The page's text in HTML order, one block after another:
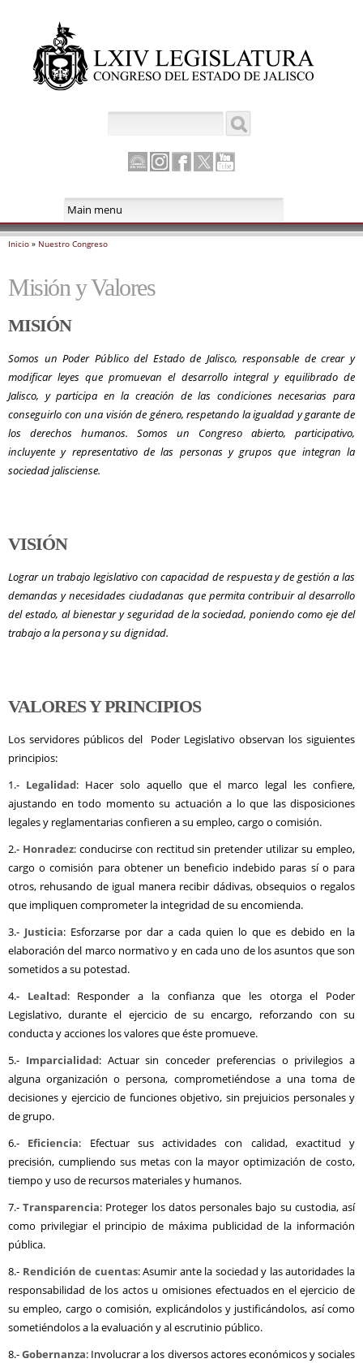
principal
Canal
Instagram
Facebook
Twitter
Se encuentra usted aquí
Inicio » Nuestro Congreso
Misión y Valores
MISIÓN
Somos un Poder Público del Estado de Jalisco, responsable de crear y
modificar leyes que promuevan el desarrollo integral y equilibrado de
Jalisco, y participa en la creación de las condiciones necesarias para
conseguirlo con una visión de género, respetando la igualdad y garante de
los derechos humanos. Somos un Congreso abierto, participativo,
incluyente y representativo de las personas y grupos que integran la
sociedad jalisciense.
VISIÓN
Lograr un trabajo legislativo con capacidad de respuesta y de gestión a las
demandas y necesidades ciudadanas que permita contribuir al desarrollo
del estado, al bienestar y seguridad de la sociedad, poniendo como eje del
trabajo a la persona y su dignidad.
VALORES Y PRINCIPIOS
Los servidores públicos del Poder Legislativo observan los siguientes
principios:
1.- Legalidad: Hacer solo aquello que el marco legal les confiere,
ajustando en todo momento su actuación a lo que las disposiciones
legales y reglamentarias confieren a su empleo, cargo o comisión.
2.- Honradez: conducirse con rectitud sin pretender utilizar su empleo,
cargo o comisión para obtener un beneficio indebido paras sí o para
otros, rehusando de igual manera recibir dádivas, obsequios o regalos
que impliquen comprometer la integridad de su encomienda.
3.- Justicia: Esforzarse por dar a cada quien lo que es debido en la
elaboración del marco normativo y en cada uno de los asuntos que son
sometidos a su potestad.
4.- Lealtad: Responder a la confianza que les otorga el Poder
Legislativo, durante el ejercicio de su encargo, reforzando con su
conducta y acciones los valores que éste promueve.
5.- Imparcialidad: Actuar sin conceder preferencias o privilegios a
alguna organización o persona, comprometiéndose a una toma de
decisiones y ejercicio de funciones objetivo, sin prejuicios personales y
de grupo.
6.- Eficiencia: Efectuar sus actividades con calidad, exactitud y
precisión, cumpliendo sus metas con la mayor optimización de costo,
tiempo y uso de recursos materiales y humanos.
7.-Transparencia: Proteger los datos personales bajo su custodia, así
como privilegiar el principio de máxima publicidad de la información
pública.
8.- Rendición de cuentas: Asumir ante la sociedad y las autoridades la
responsabilidad de los actos u omisiones efectuados en el ejercicio de
su empleo, cargo o comisión, explicándolos y justificándolos, así como
sometiéndolos a la evaluación y al escrutinio público.
8.-Gobernanza: Involucrar a los diversos actores económicos y sociales